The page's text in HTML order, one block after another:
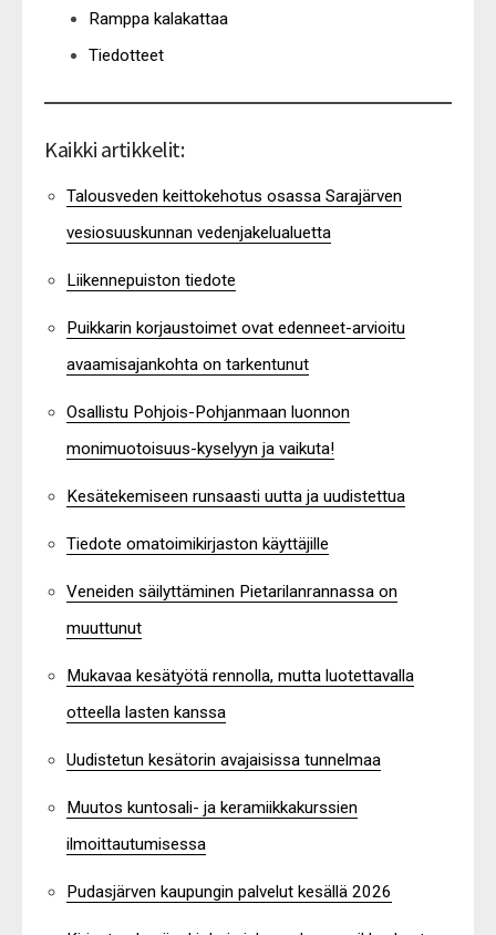
Ramppa kalakattaa
Tiedotteet
Kaikki artikkelit:
Talousveden keittokehotus osassa Sarajärven
vesiosuuskunnan vedenjakelualuetta
Liikennepuiston tiedote
Puikkarin korjaustoimet ovat edenneet-arvioitu
avaamisajankohta on tarkentunut
Osallistu Pohjois-Pohjanmaan luonnon
monimuotoisuus-kyselyyn ja vaikuta!
Kesätekemiseen runsaasti uutta ja uudistettua
Tiedote omatoimikirjaston käyttäjille
Veneiden säilyttäminen Pietarilanrannassa on
muuttunut
Mukavaa kesätyötä rennolla, mutta luotettavalla
otteella lasten kanssa
Uudistetun kesätorin avajaisissa tunnelmaa
Muutos kuntosali- ja keramiikkakurssien
ilmoittautumisessa
Pudasjärven kaupungin palvelut kesällä 2026